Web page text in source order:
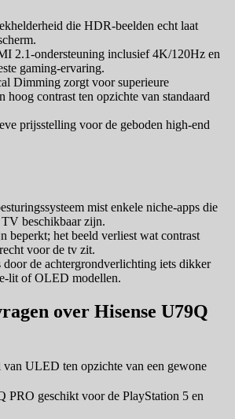
die HDR-beelden echt laat
2.1-ondersteuning inclusief 4K/120Hz en
gaming-ervaring.
Dimming zorgt voor superieure
hoog contrast ten opzichte van standaard
prijsstelling voor de geboden high-end
mist enkele niche-apps die
beschikbaar zijn.
beperkt; het beeld verliest wat contrast
voor de tv zit.
de achtergrondverlichting iets dikker
lit of OLED modellen.
over Hisense U79Q
van ULED ten opzichte van een gewone
PRO geschikt voor de PlayStation 5 en